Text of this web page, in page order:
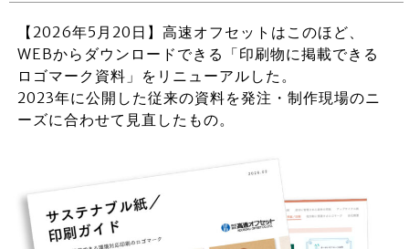
【2026年5月20日】高速オフセットはこのほど、
WEBからダウンロードできる「印刷物に掲載できる
ロゴマーク資料」をリニューアルした。
2023年に公開した従来の資料を発注・制作現場のニ
ーズに合わせて見直したもの。